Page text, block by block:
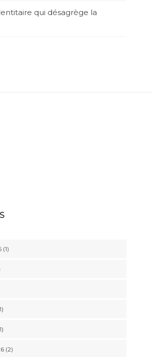
qui désagrège la
(1)
(2)